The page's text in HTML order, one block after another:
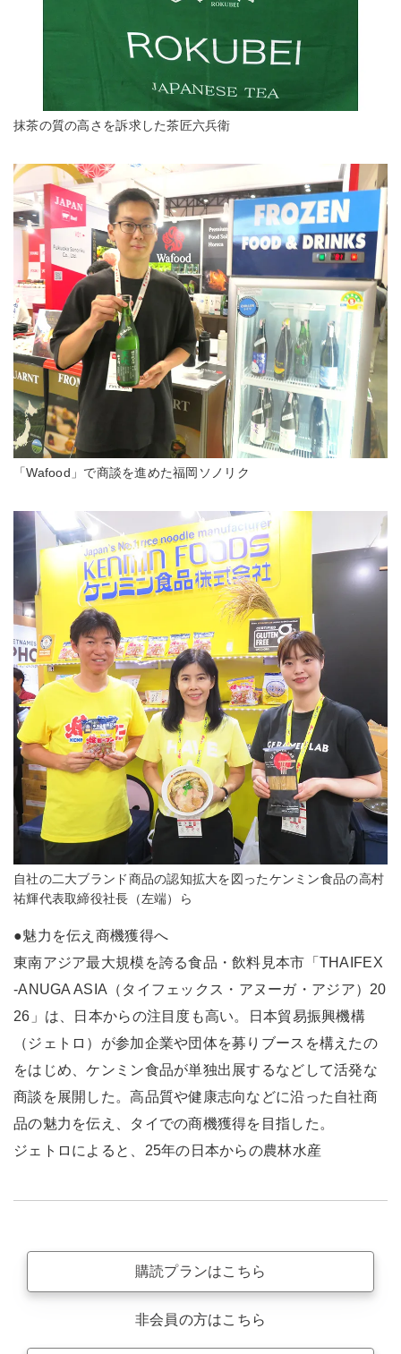
抹茶の質の高さを訴求した茶匠六兵衛
「Wafood」で商談を進めた福岡ソノリク
自社の二大ブランド商品の認知拡大を図ったケンミン食品の高村
祐輝代表取締役社長（左端）ら
●魅力を伝え商機獲得へ
東南アジア最大規模を誇る食品・飲料見本市「THAIFEX
-ANUGA ASIA（タイフェックス・アヌーガ・アジア）20
26」は、日本からの注目度も高い。日本貿易振興機構
（ジェトロ）が参加企業や団体を募りブースを構えたの
をはじめ、ケンミン食品が単独出展するなどして活発な
商談を展開した。高品質や健康志向などに沿った自社商
品の魅力を伝え、タイでの商機獲得を目指した。
ジェトロによると、25年の日本からの農林水産
購読プランはこちら
非会員の方はこちら